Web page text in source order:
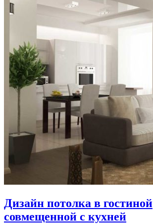
Дизайн потолка в гостиной
совмещенной с кухней